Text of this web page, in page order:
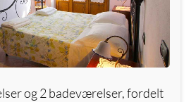
og 2 badeværelser, fordelt